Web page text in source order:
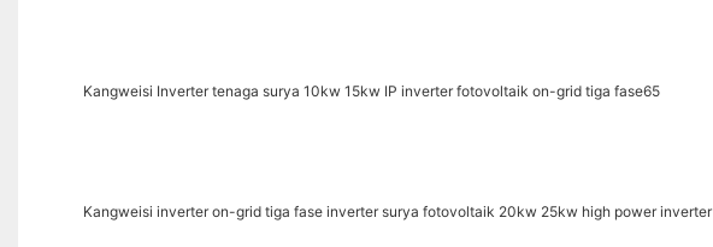
Kangweisi Inverter tenaga surya 10kw 15kw IP inverter fotovoltaik on-grid tiga fase65
Kangweisi inverter on-grid tiga fase inverter surya fotovoltaik 20kw 25kw high power inverter